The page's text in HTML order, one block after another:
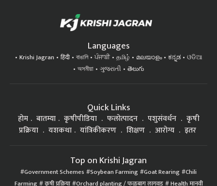
Languages
Krishi Jagran हिंदी বাঙালি ਪੰਜਾਬੀ தமிழ் മലയാളം ಕನ್ನಡ
ଓଡିଆ
অসমীয়া
ગુજરાતી తెలుగు
Quick Links
होम बातम्या कृषीपीडिया फलोत्पादन पशुसंवर्धन
कृषी
प्रक्रिया
यशकथा यांत्रिकीकरण शिक्षण आरोग्य इतर
Top on Krishi Jagran
Government Schemes Soybean Farming Goat Rearing Chili